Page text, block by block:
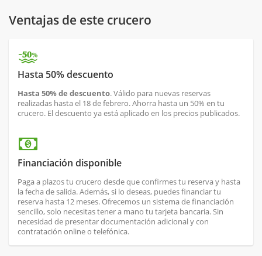
Ventajas de este crucero
Hasta 50% descuento
Hasta 50% de descuento. Válido para nuevas reservas
realizadas hasta el 18 de febrero. Ahorra hasta un 50% en tu
crucero. El descuento ya está aplicado en los precios publicados.
Financiación disponible
Paga a plazos tu crucero desde que confirmes tu reserva y hasta
la fecha de salida. Además, si lo deseas, puedes financiar tu
reserva hasta 12 meses. Ofrecemos un sistema de financiación
sencillo, solo necesitas tener a mano tu tarjeta bancaria. Sin
necesidad de presentar documentación adicional y con
contratación online o telefónica.